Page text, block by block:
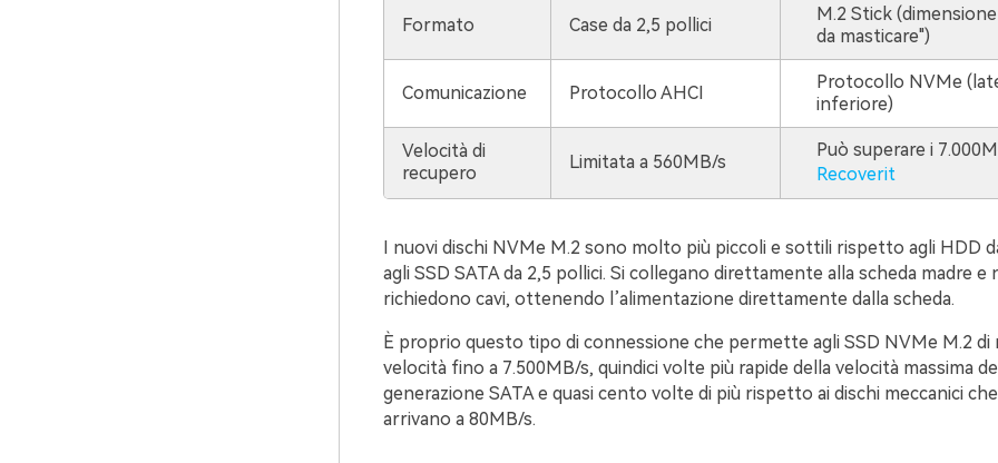
Formato Case da 2,5 pollici
M.2 Stick
da masticare")
Comunicazione Protocollo AHCI
Protocollo NVMe
inferiore)
Velocità di
recupero
Limitata a 560MB/s
Può superare i
Recoverit
I nuovi dischi NVMe M.2 sono molto più piccoli e sottili rispetto agli HDD
agli SSD SATA da 2,5 pollici. Si collegano direttamente alla scheda madre e
richiedono cavi, ottenendo l’alimentazione direttamente dalla scheda.
È proprio questo tipo di connessione che permette agli SSD NVMe M.2 di
velocità fino a 7.500MB/s, quindici volte più rapide della velocità massima
generazione SATA e quasi cento volte di più rispetto ai dischi meccanici
arrivano a 80MB/s.